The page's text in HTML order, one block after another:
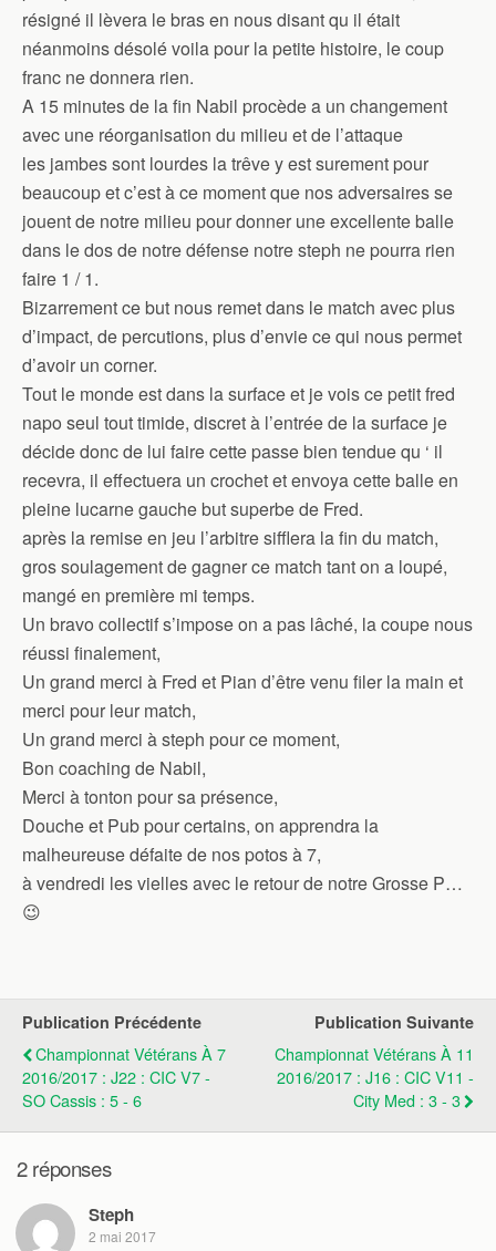
résigné il lèvera le bras en nous disant qu il était
néanmoins désolé voila pour la petite histoire, le coup
franc ne donnera rien.
A 15 minutes de la fin Nabil procède a un changement
avec une réorganisation du milieu et de l’attaque
les jambes sont lourdes la trêve y est surement pour
beaucoup et c’est à ce moment que nos adversaires se
jouent de notre milieu pour donner une excellente balle
dans le dos de notre défense notre steph ne pourra rien
faire 1 / 1.
Bizarrement ce but nous remet dans le match avec plus
d’impact, de percutions, plus d’envie ce qui nous permet
d’avoir un corner.
Tout le monde est dans la surface et je vois ce petit fred
napo seul tout timide, discret à l’entrée de la surface je
décide donc de lui faire cette passe bien tendue qu ‘ il
recevra, il effectuera un crochet et envoya cette balle en
pleine lucarne gauche but superbe de Fred.
après la remise en jeu l’arbitre sifflera la fin du match,
gros soulagement de gagner ce match tant on a loupé,
mangé en première mi temps.
Un bravo collectif s’impose on a pas lâché, la coupe nous
réussi finalement,
Un grand merci à Fred et Pian d’être venu filer la main et
merci pour leur match,
Un grand merci à steph pour ce moment,
Bon coaching de Nabil,
Merci à tonton pour sa présence,
Douche et Pub pour certains, on apprendra la
malheureuse défaite de nos potos à 7,
à vendredi les vielles avec le retour de notre Grosse P…
😉
Publication Précédente
Championnat Vétérans À 7
2016/2017 : J22 : CIC V7 -
SO Cassis : 5 - 6
Publication Suivante
Championnat Vétérans À 11
2016/2017 : J16 : CIC V11 -
City Med : 3 - 3
2 réponses
Steph
2 mai 2017